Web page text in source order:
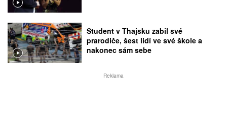
Student v Thajsku zabil své
prarodiče, šest lidí ve své škole a
nakonec sám sebe
Reklama